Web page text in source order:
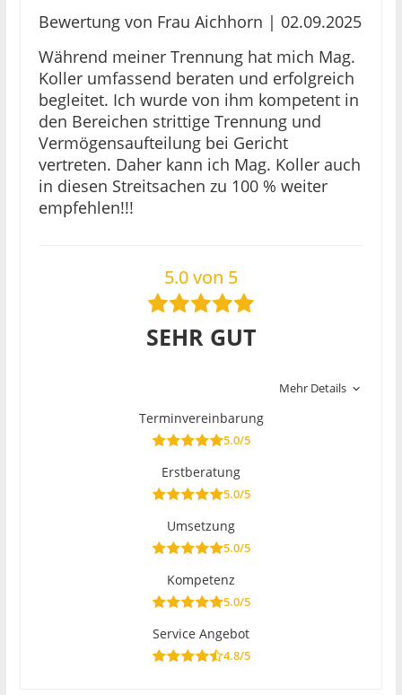
Bewertung von Frau Aichhorn | 02.09.2025
Während meiner Trennung hat mich Mag.
Koller umfassend beraten und erfolgreich
begleitet. Ich wurde von ihm kompetent in
den Bereichen strittige Trennung und
Vermögensaufteilung bei Gericht
vertreten. Daher kann ich Mag. Koller auch
in diesen Streitsachen zu 100 % weiter
empfehlen!!!
5.0 von 5
SEHR GUT
Mehr Details
Terminvereinbarung
5.0/5
Erstberatung
5.0/5
Umsetzung
5.0/5
Kompetenz
5.0/5
Service Angebot
4.8/5